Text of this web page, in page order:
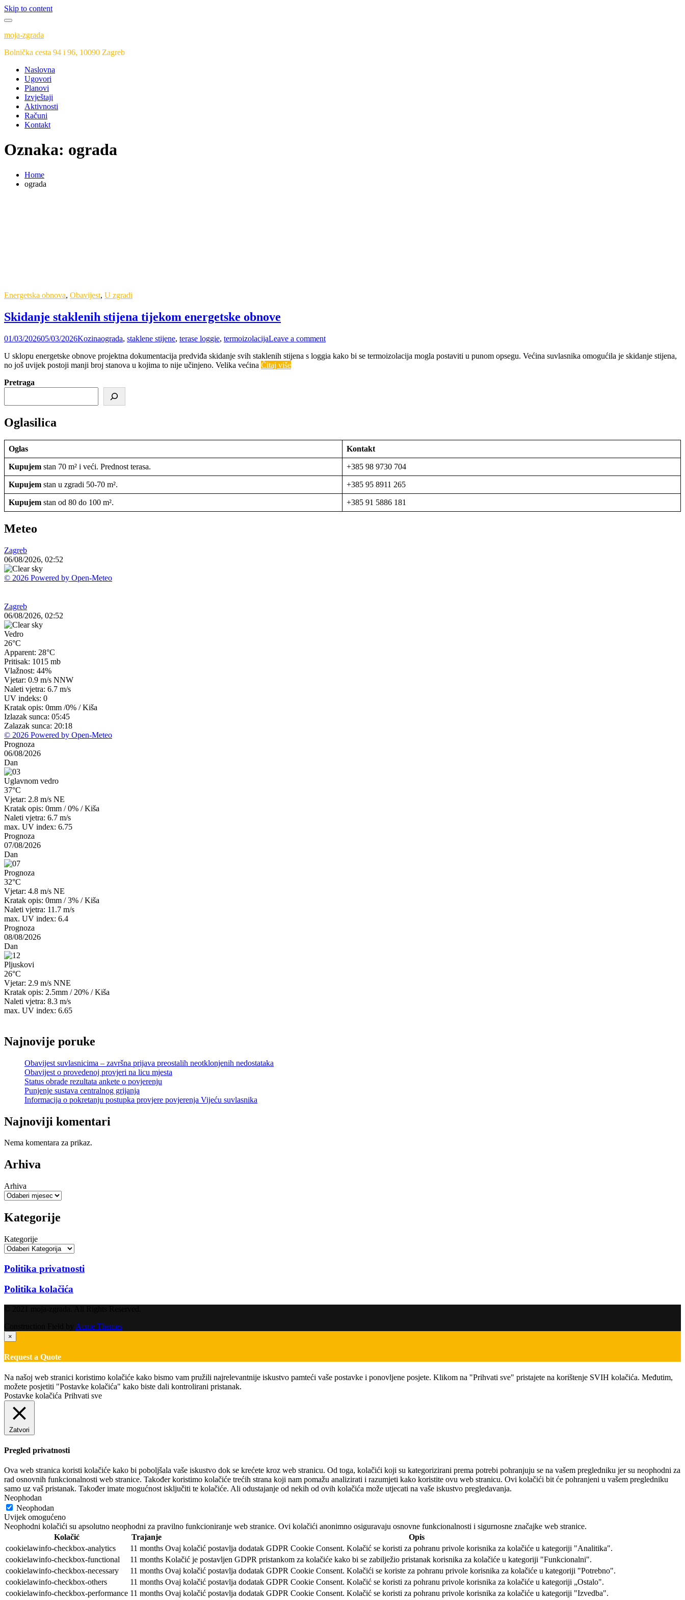
Skip to content
moja-zgrada
Bolnička cesta 94 i 96, 10090 Zagreb
Naslovna
Ugovori
Planovi
Izvještaji
Aktivnosti
Računi
Kontakt
Oznaka: ograda
Home
ograda
Energetska obnova, Obavijest, U zgradi
Skidanje staklenih stijena tijekom energetske obnove
01/03/202605/03/2026Kozinaograda, staklene stijene, terase loggie, termoizolacijaLeave a comment
U sklopu energetske obnove projektna dokumentacija predviđa skidanje svih staklenih stijena s loggia kako bi se termoizolacija mogla postaviti u punom opsegu. Većina suvlasnika omogućila je skidanje stijena,
no još uvijek postoji manji broj stanova u kojima to nije učinjeno. Velika većina Čitaj više
Pretraga
Oglasilica
Oglas Kontakt
Kupujem stan 70 m² i veći. Prednost terasa. +385 98 9730 704
Kupujem stan u zgradi 50-70 m². +385 95 8911 265
Kupujem stan od 80 do 100 m². +385 91 5886 181
Meteo
Zagreb
06/08/2026, 02:52
© 2026 Powered by Open-Meteo
Zagreb
06/08/2026, 02:52
Vedro
26°C
Apparent: 28°C
Pritisak: 1015 mb
Vlažnost: 44%
Vjetar: 0.9 m/s NNW
Naleti vjetra: 6.7 m/s
UV indeks: 0
Kratak opis: 0mm /0% /Kiša
Izlazak sunca: 05:45
Zalazak sunca: 20:18
© 2026 Powered by Open-Meteo
Prognoza
06/08/2026
Dan
Uglavnom vedro
37°C
Vjetar: 2.8 m/s NE
Kratak opis: 0mm /0% /Kiša
Naleti vjetra: 6.7 m/s
max. UV index: 6.75
Prognoza
07/08/2026
Dan
Prognoza
32°C
Vjetar: 4.8 m/s NE
Kratak opis: 0mm /3% /Kiša
Naleti vjetra: 11.7 m/s
max. UV index: 6.4
Prognoza
08/08/2026
Dan
Pljuskovi
26°C
Vjetar: 2.9 m/s NNE
Kratak opis: 2.5mm / 20% /Kiša
Naleti vjetra: 8.3 m/s
max. UV index: 6.65
Najnovije poruke
Obavijest suvlasnicima – završna prijava preostalih neotklonjenih nedostataka
Obavijest o provedenoj provjeri na licu mjesta
Status obrade rezultata ankete o povjerenju
Punjenje sustava centralnog grijanja
Informacija o pokretanju postupka provjere povjerenja Vijeću suvlasnika
Najnoviji komentari
Nema komentara za prikaz.
Arhiva
Arhiva
Kategorije
Kategorije
Politika privatnosti
Politika kolačića
Acme Themes
×
Request a Quote
Na našoj web stranici koristimo kolačiće kako bismo vam pružili najrelevantnije iskustvo pamteći vaše postavke i ponovljene posjete. Klikom na "Prihvati sve" pristajete na korištenje SVIH kolačića. Međutim,
možete posjetiti "Postavke kolačića" kako biste dali kontrolirani pristanak.
Postavke kolačića Prihvati sve
Zatvori
Pregled privatnosti
Ova web stranica koristi kolačiće kako bi poboljšala vaše iskustvo dok se krećete kroz web stranicu. Od toga, kolačići koji su kategorizirani prema potrebi pohranjuju se na vašem pregledniku jer su neophodni za
rad osnovnih funkcionalnosti web stranice. Također koristimo kolačiće trećih strana koji nam pomažu analizirati i razumjeti kako koristite ovu web stranicu. Ovi kolačići bit će pohranjeni u vašem pregledniku
samo uz vaš pristanak. Također imate mogućnost isključiti te kolačiće. Ali odustajanje od nekih od ovih kolačića može utjecati na vaše iskustvo pregledavanja.
Neophodan
Neophodan
Uvijek omogućeno
Neophodni kolačići su apsolutno neophodni za pravilno funkcioniranje web stranice. Ovi kolačići anonimno osiguravaju osnovne funkcionalnosti i sigurnosne značajke web stranice.
Kolačić
Trajanje
Opis
cookielawinfo-checkbox-analytics
11 months Ovaj kolačić postavlja dodatak GDPR Cookie Consent. Kolačić se koristi za pohranu privole korisnika za kolačiće u kategoriji "Analitika".
cookielawinfo-checkbox-functional
11 months Kolačić je postavljen GDPR pristankom za kolačiće kako bi se zabilježio pristanak korisnika za kolačiće u kategoriji "Funkcionalni".
cookielawinfo-checkbox-necessary
11 months Ovaj kolačić postavlja dodatak GDPR Cookie Consent. Kolačići se koriste za pohranu privole korisnika za kolačiće u kategoriji "Potrebno".
cookielawinfo-checkbox-others
11 months Ovaj kolačić postavlja dodatak GDPR Cookie Consent. Kolačić se koristi za pohranu privole korisnika za kolačiće u kategoriji „Ostalo".
cookielawinfo-checkbox-performance 11 months Ovaj kolačić postavlja dodatak GDPR Cookie Consent. Kolačić se koristi za pohranu privole korisnika za kolačiće u kategoriji "Izvedba".